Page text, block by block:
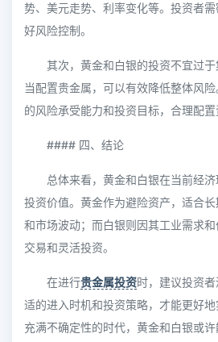
势、美元走势、利率变化等。投资者
好风险控制。
其次，黄金和白银的投资不宜过
当配置贵金属，可以有效降低整体风
的风险承受能力和投资目标，合理配置
#### 四、结论
总体来看，黄金和白银在当前经
投资价值。黄金作为避险资产，适合
和市场波动；而白银则因其工业需求
交易和灵活投资。
在进行贵金属投资时，建议投资
适的进入时机和投资策略，才能更好
充满不确定性的时代，黄金和白银或